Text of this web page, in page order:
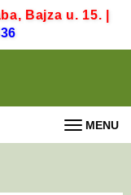
Bajza u. 15. |
MENU